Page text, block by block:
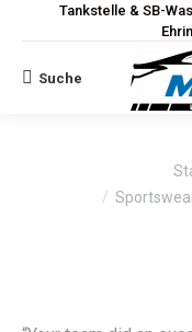
Tankstelle & SB-
Search:
Suche
Sie befinden sich hier: